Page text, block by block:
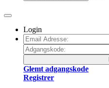
Login
Glemt adgangskode
Registrer